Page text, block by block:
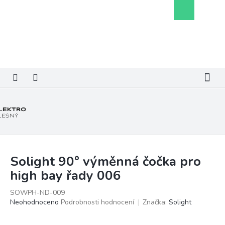
košík
Solight 90° výměnná čočka pro
high bay řady 006
SOWPH-ND-009
Průměrné
Neohodnoceno Podrobnosti hodnocení Značka: Solight